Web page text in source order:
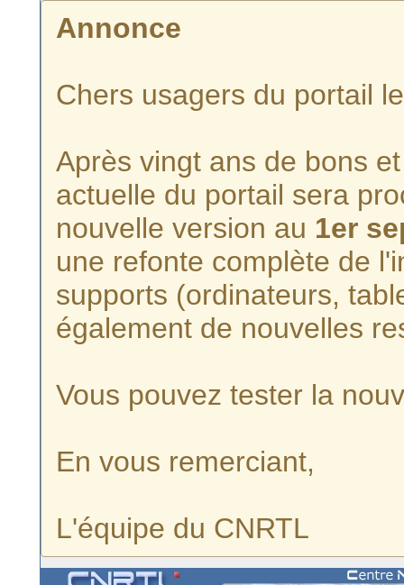
Annonce
Chers usagers du portail
Après vingt ans de bons
actuelle du portail sera
nouvelle version au 1er
une refonte complète de
supports (ordinateurs,
également de nouvelles
Vous pouvez tester la
En vous remerciant,
L'équipe du CNRTL